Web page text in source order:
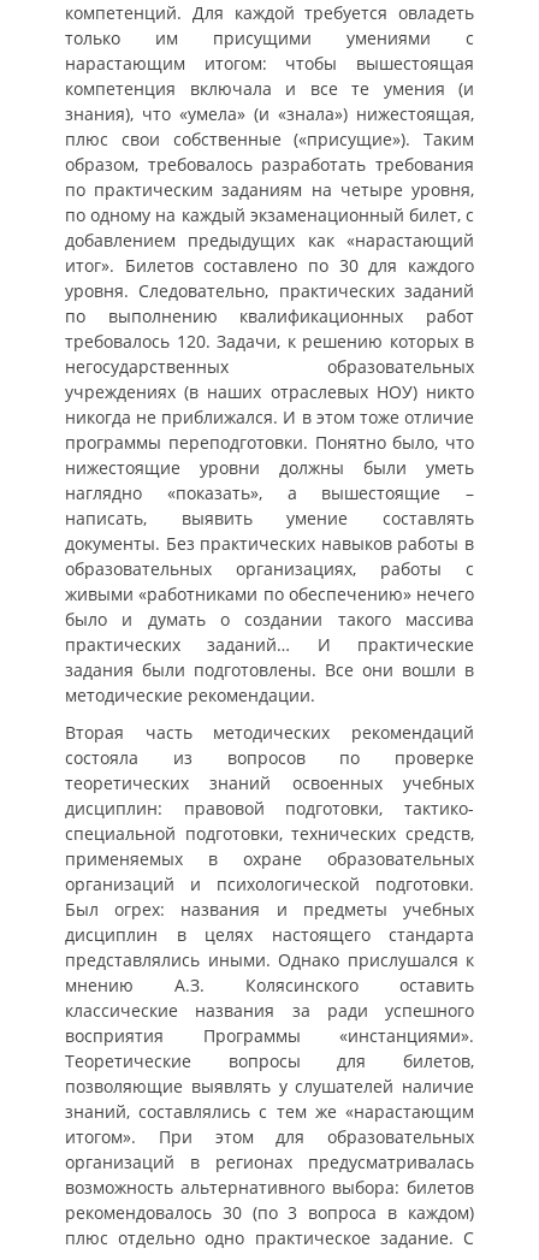
компетенций. Для каждой требуется овладеть
только им присущими умениями с
нарастающим итогом: чтобы вышестоящая
компетенция включала и все те умения (и
знания), что «умела» (и «знала») нижестоящая,
плюс свои собственные («присущие»). Таким
образом, требовалось разработать требования
по практическим заданиям на четыре уровня,
по одному на каждый экзаменационный билет, с
добавлением предыдущих как «нарастающий
итог». Билетов составлено по 30 для каждого
уровня. Следовательно, практических заданий
по выполнению квалификационных работ
требовалось 120. Задачи, к решению которых в
негосударственных образовательных
учреждениях (в наших отраслевых НОУ) никто
никогда не приближался. И в этом тоже отличие
программы переподготовки. Понятно было, что
нижестоящие уровни должны были уметь
наглядно «показать», а вышестоящие –
написать, выявить умение составлять
документы. Без практических навыков работы в
образовательных организациях, работы с
живыми «работниками по обеспечению» нечего
было и думать о создании такого массива
практических заданий… И практические
задания были подготовлены. Все они вошли в
методические рекомендации.
Вторая часть методических рекомендаций
состояла из вопросов по проверке
теоретических знаний освоенных учебных
дисциплин: правовой подготовки, тактико-
специальной подготовки, технических средств,
применяемых в охране образовательных
организаций и психологической подготовки.
Был огрех: названия и предметы учебных
дисциплин в целях настоящего стандарта
представлялись иными. Однако прислушался к
мнению А.З. Колясинского оставить
классические названия за ради успешного
восприятия Программы «инстанциями».
Теоретические вопросы для билетов,
позволяющие выявлять у слушателей наличие
знаний, составлялись с тем же «нарастающим
итогом». При этом для образовательных
организаций в регионах предусматривалась
возможность альтернативного выбора: билетов
рекомендовалось 30 (по 3 вопроса в каждом)
плюс отдельно одно практическое задание. С